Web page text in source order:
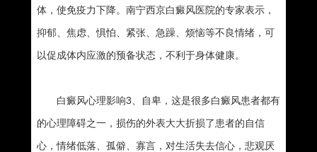
体，使免疫力下降。南宁西京白癜风医院的专家表示，
抑郁、焦虑、惧怕、紧张、急躁、烦恼等不良情绪，可
以促成体内应激的预备状态，不利于身体健康。
白癜风心理影响3、自卑，这是很多白癜风患者都有
的心理障碍之一，损伤的外表大大折损了患者的自信
心，情绪低落、孤僻、寡言，对生活失去信心，悲观厌